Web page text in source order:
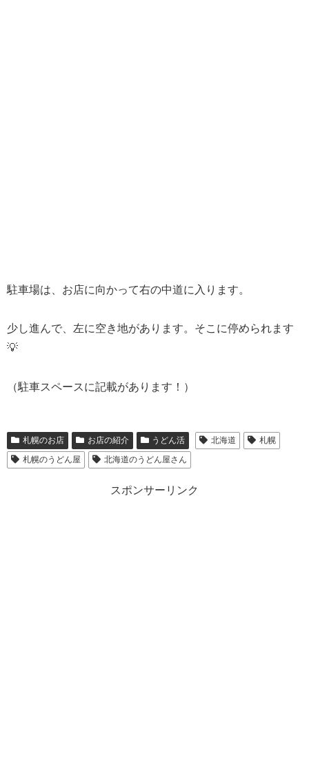
駐車場は、お店に向かって右の中道に入ります。
少し進んで、左に空き地があります。そこに停められます
💡
（駐車スペースに記載があります！）
札幌のお店 お店の紹介 うどん活 北海道
札幌
札幌のうどん屋
北海道のうどん屋さん
スポンサーリンク